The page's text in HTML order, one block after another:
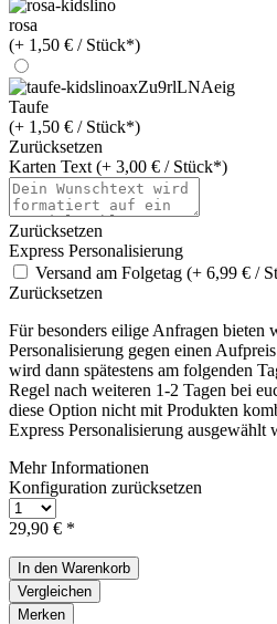
rosa
(+ 1,50 € / Stück*)
Taufe
(+ 1,50 € / Stück*)
Zurücksetzen
Karten Text (+ 3,00 € / Stück*)
Zurücksetzen
Express Personalisierung
Versand am Folgetag (+ 6,99 € /
Zurücksetzen
Für besonders eilige Anfragen bieten
Personalisierung gegen einen
wird dann spätestens am folgenden
Regel nach weiteren 1-2 Tagen bei
diese Option nicht mit Produkten
Express Personalisierung ausgewählt
Mehr Informationen
Konfiguration zurücksetzen
29,90 € *
In den Warenkorb
Vergleichen
Merken